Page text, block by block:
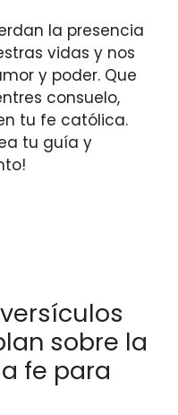
la presencia
vidas y nos
y poder. Que
consuelo,
tu fe católica.
tu guía y
sobre la
fe para